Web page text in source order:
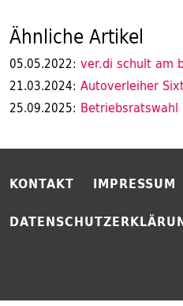
Ähnliche Artikel
05.05.2022: ver.di schult am
21.03.2024: Autoverleiher
25.09.2025:
KONTAKT IMPRESSUM